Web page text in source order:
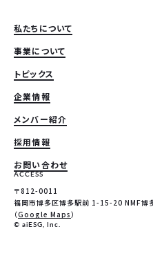
私たちについて
事業について
トピックス
企業情報
メンバー紹介
採用情報
お問い合わせ
ACCESS
〒812-0011
福岡市博多区博多駅前 1-15-20 NMF博
（Google Maps）
© aiESG, Inc.